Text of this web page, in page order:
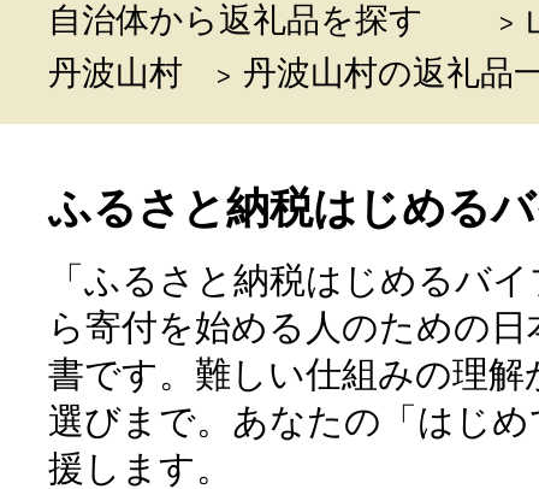
自治体から返礼品を探す
丹波山村
丹波山村の返礼品
ふるさと納税はじめる
「ふるさと納税はじめるバ
ら寄付を始める人のための
書です。難しい仕組みの理
選びまで。あなたの「はじ
援します。